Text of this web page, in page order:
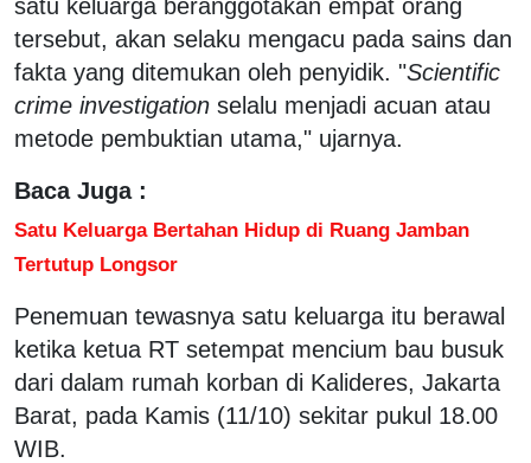
satu keluarga beranggotakan empat orang
tersebut, akan selaku mengacu pada sains dan
fakta yang ditemukan oleh penyidik. "Scientific
crime investigation selalu menjadi acuan atau
metode pembuktian utama," ujarnya.
Baca Juga :
Satu Keluarga Bertahan Hidup di Ruang Jamban
Tertutup Longsor
Penemuan tewasnya satu keluarga itu berawal
ketika ketua RT setempat mencium bau busuk
dari dalam rumah korban di Kalideres, Jakarta
Barat, pada Kamis (11/10) sekitar pukul 18.00
WIB.